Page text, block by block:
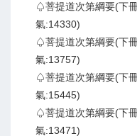
♤菩提道次第綱要(下
氣:14330)
♤菩提道次第綱要(下
氣:13757)
♤菩提道次第綱要(下
氣:15445)
♤菩提道次第綱要(下
氣:13471)